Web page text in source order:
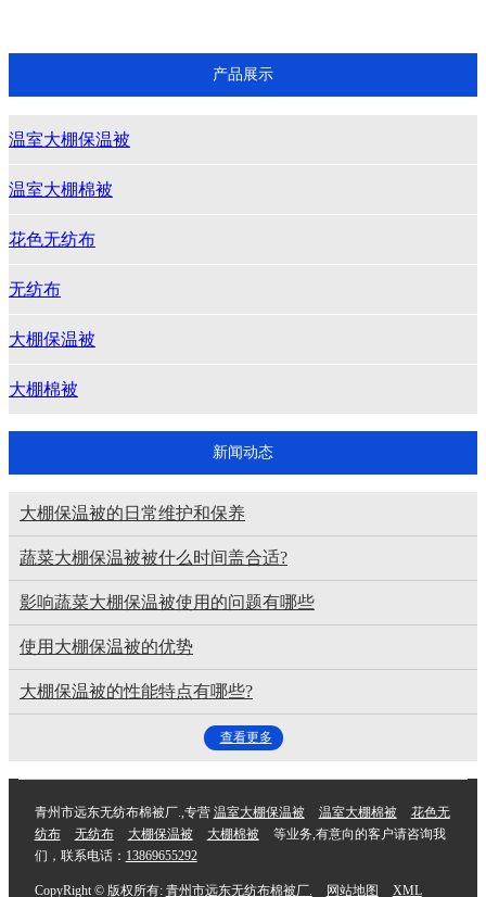
产品展示
温室大棚保温被
温室大棚棉被
花色无纺布
无纺布
大棚保温被
大棚棉被
新闻动态
大棚保温被的日常维护和保养
蔬菜大棚保温被被什么时间盖合适?
影响蔬菜大棚保温被使用的问题有哪些
使用大棚保温被的优势
大棚保温被的性能特点有哪些?
查看更多
青州市远东无纺布棉被厂.,专营 温室大棚保温被 温室大棚棉被
花色无
纺布
无纺布 大棚保温被 大棚棉被
等业务,有意向的客户请咨询我
们，联系电话： 13869655292
CopyRight © 版权所有: 青州市远东无纺布棉被厂. 网站地图 XML